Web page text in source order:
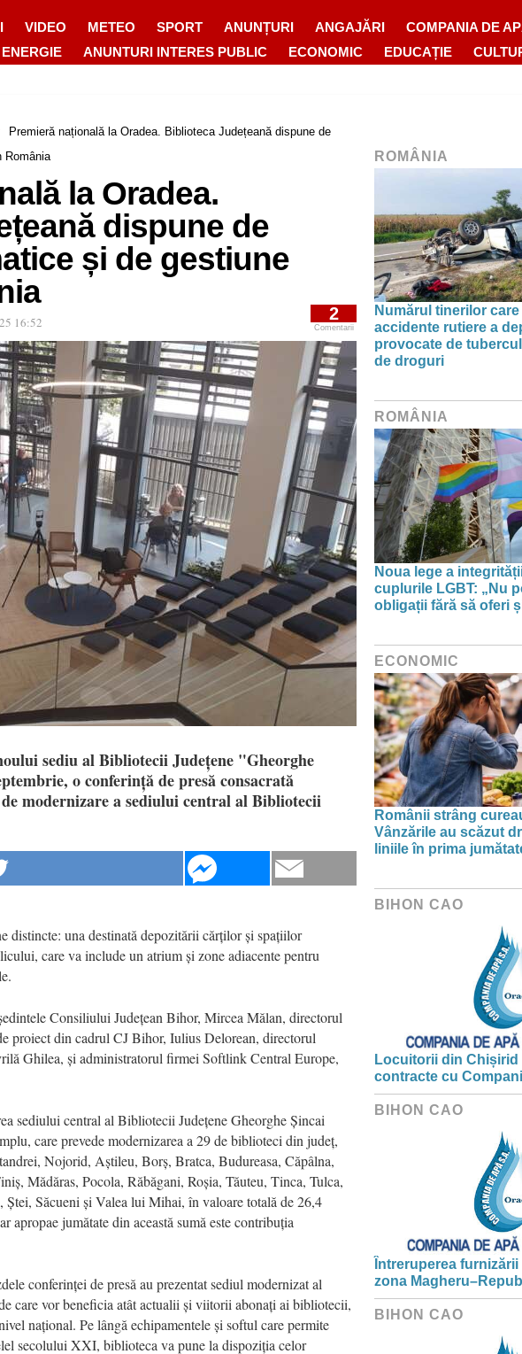
VIDEO METEO SPORT ANUNȚURI ANGAJĂRI
COMPANIA DE
ANUNTURI INTERES PUBLIC ECONOMIC EDUCAȚIE
Premieră națională la Oradea. Biblioteca Județeană dispune de
România
la Oradea.
dispune de
și de gestiune
16:52 2
Comentarii
sediu al Bibliotecii Județene "Gheorghe
o conferință de presă consacrată
modernizare a sediului central al Bibliotecii
distincte: una destinată depozitării cărților și spațiilor
care va include un atrium și zone adiacente pentru
Consiliului Județean Bihor, Mircea Mălan, directorul
proiect din cadrul CJ Bihor, Iulius Delorean, directorul
Ghilea, și administratorul firmei Softlink Central Europe,
sediului central al Bibliotecii Județene Gheorghe Șincai
care prevede modernizarea a 29 de biblioteci din județ,
Nojorid, Aștileu, Borș, Bratca, Budureasa, Căpâlna,
Mădăras, Pocola, Răbăgani, Roșia, Tăuteu, Tinca, Tulca,
Săcueni și Valea lui Mihai, în valoare totală de 26,4
jumătate din această sumă este contribuția
conferinței de presă au prezentat sediul modernizat al
care vor beneficia atât actualii și viitorii abonați ai bibliotecii,
național. Pe lângă echipamentele și softul care permite
secolului XXI, biblioteca va pune la dispoziția celor
ROMÂNIA
Numărul tinerilor
accidente rutiere a
provocate de
de droguri
ROMÂNIA
Noua lege a
cuplurile LGBT: „Nu
obligații fără să oferi
ECONOMIC
Românii strâng
Vânzările au scăzut
liniile în prima
BIHON CAO
Locuitorii din
contracte cu
BIHON CAO
Întreruperea
zona
BIHON CAO